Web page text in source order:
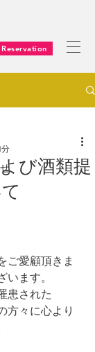
Reservation
び酒類提
ご愛顧頂きま
ます。
患された
方々に心より